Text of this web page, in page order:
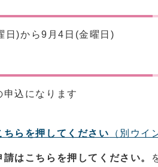
日)から9月4日(金曜日)
申込になります
ちらを押してください （別ウイ
請はこちらを押してください。